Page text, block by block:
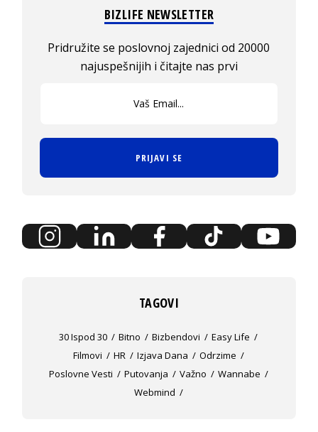
BIZLIFE NEWSLETTER
Pridružite se poslovnoj zajednici od 20000
najuspešnijih i čitajte nas prvi
PRIJAVI SE
TAGOVI
30 Ispod 30 Bitno Bizbendovi
Easy Life
Filmovi
HR Izjava Dana
Odrzime
Poslovne Vesti
Putovanja Važno
Wannabe
Webmind